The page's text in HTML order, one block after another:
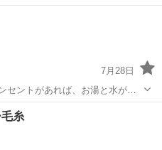
の方が安全に安心して通行する
地へは直行直帰OKです! 募集2:
7月28日
洗面が気持ちよく使えるように
見た目
糸